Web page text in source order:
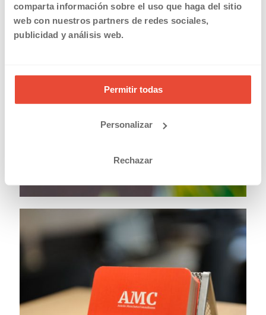
comparta información sobre el uso que haga del sitio
web con nuestros partners de redes sociales,
publicidad y análisis web.
Permitir todas
Personalizar
Rechazar